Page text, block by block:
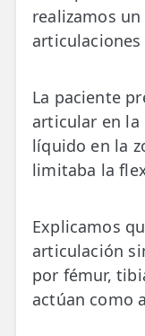
realizamos
articulaciones
La paciente
articular en
líquido en la
limitaba la
Explicamos
articulación
por fémur,
actúan como